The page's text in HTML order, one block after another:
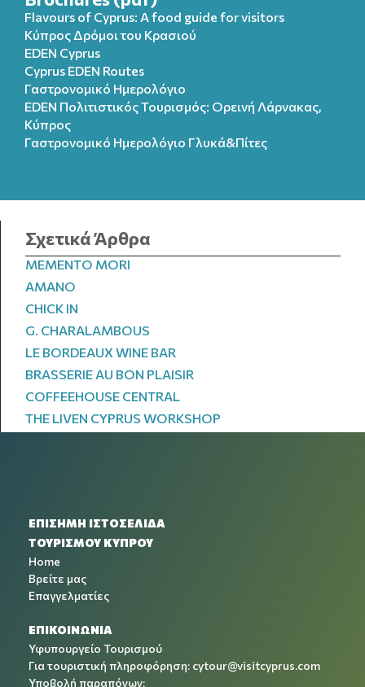
Flavours of Cyprus: A food guide for visitors
Κύπρος Δρόμοι του Κρασιού
EDEN Cyprus
Cyprus EDEN Routes
Γαστρονομικό Ημερολόγιο
EDEN Πολιτιστικός Τουρισμός: Ορεινή Λάρνακας,
Κύπρος
Γαστρονομικό Ημερολόγιo Γλυκά&Πίτες
Σχετικά Άρθρα
MEMENTO MORI
AMANO
CHICK IN
G. CHARALAMBOUS
LE BORDEAUX WINE BAR
BRASSERIE AU BON PLAISIR
COFFEEHOUSE CENTRAL
THE LIVEN CYPRUS WORKSHOP
ΕΠΙΣΗΜΗ ΙΣΤΟΣΕΛΙΔΑ
ΤΟΥΡΙΣΜΟΥ ΚΥΠΡΟΥ
Home
Βρείτε μας
Επαγγελματίες
ΕΠΙΚΟΙΝΩΝΙΑ
Υφυπουργείο Τουρισμού
Για τουριστική πληροφόρηση: cytour@visitcyprus.com
Υποβολή παραπόνων: